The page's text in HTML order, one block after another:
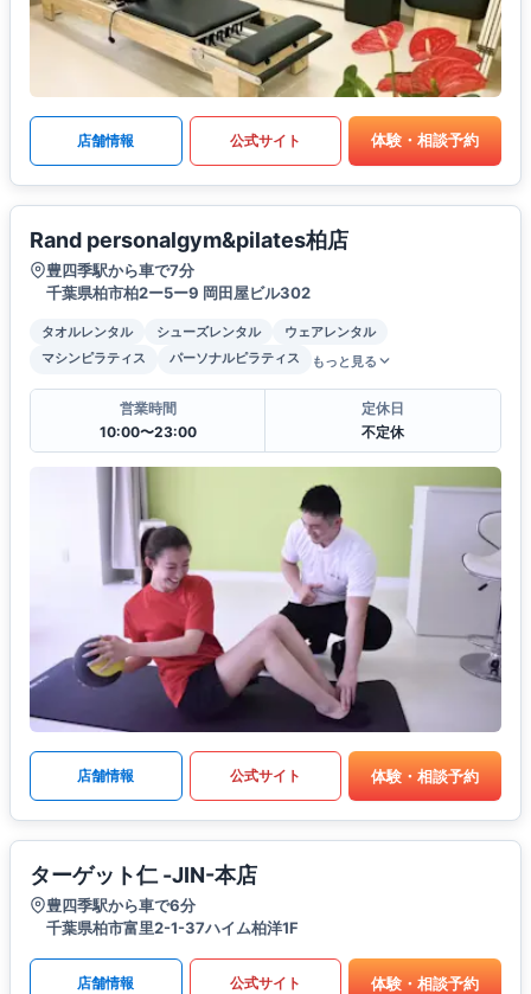
店舗情報 公式サイト 体験・相談予約
Rand personalgym&pilates柏店
豊四季駅から車で7分
千葉県柏市柏2ー5ー9 岡田屋ビル302
タオルレンタル シューズレンタル
ウェアレンタル
マシンピラティス
パーソナルピラティス もっと見る
営業時間
10:00〜23:00
定休日
不定休
店舗情報 公式サイト 体験・相談予約
ターゲット仁 -JIN-本店
豊四季駅から車で6分
千葉県柏市富里2-1-37ハイム柏洋1F
店舗情報 公式サイト 体験・相談予約